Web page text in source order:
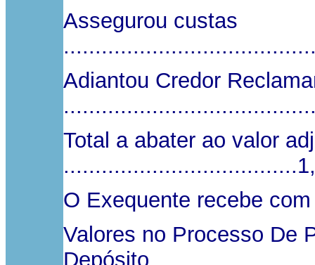
Assegurou custas
Adiantou Credor
Total a abater ao valor
O Exequente recebe
Valores no Processo De
Depósito